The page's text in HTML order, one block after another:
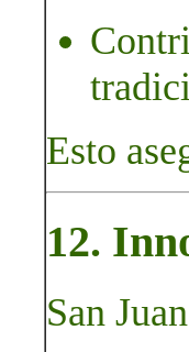
Esto
12.
San